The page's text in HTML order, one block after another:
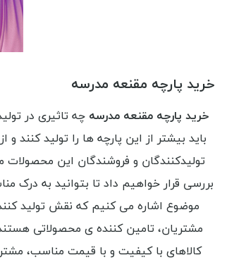
خرید پارچه مقنعه مدرسه
خرید پارچه مقنعه مدرسه چه تاثیری در
باید بیشتر از این پارچه ها را تولید
تولیدکنندگان و فروشندگان این محصولات
بررسی قرار خواهیم داد تا بتوانید به درک
موضوع اشاره می کنیم که نقش تولید
مشتریان، تامین کننده ی محصولاتی هستند
کالاهای با کیفیت و با قیمت مناسب،